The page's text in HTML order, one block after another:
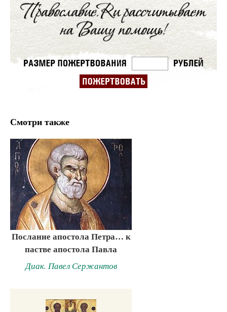
Смотри также
Послание апостола Петра… к
пастве апостола Павла
Диак. Павел Сержантов